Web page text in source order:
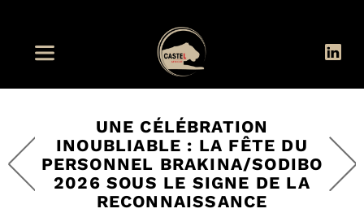
UNE CÉLÉBRATION
INOUBLIABLE : LA FÊTE DU
PERSONNEL BRAKINA/SODIBO
2026 SOUS LE SIGNE DE LA
RECONNAISSANCE